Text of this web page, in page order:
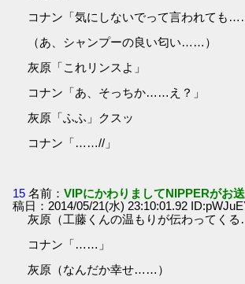
コナン「気にしないでって言われても
（あ、シャンプーの良い匂い……）
灰原「これリンスよ」
コナン「あ、そっちか……え？」
灰原「ふふ」クスッ
コナン「……//」
15 名前：VIPにかわりましてNIPPERがお
稿日：2014/05/21(水) 23:10:01.92
灰原（工藤くんの温もりが伝わってく
コナン「……」
灰原（なんだか幸せ……）